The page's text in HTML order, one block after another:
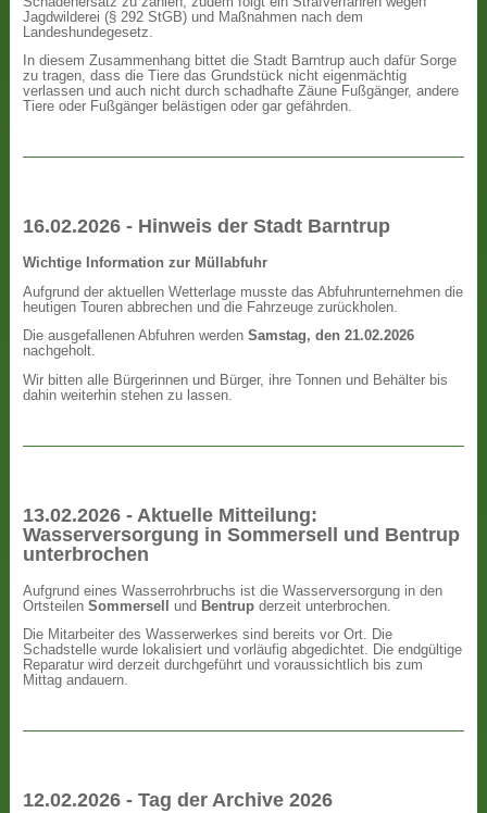
Jagdwilderei (§ 292 StGB) und Maßnahmen nach dem
Landeshundegesetz.
In diesem Zusammenhang bittet die Stadt Barntrup auch dafür Sorge
zu tragen, dass die Tiere das Grundstück nicht eigenmächtig
verlassen und auch nicht durch schadhafte Zäune Fußgänger, andere
Tiere oder Fußgänger belästigen oder gar gefährden.
16.02.2026 - Hinweis der Stadt Barntrup
Wichtige Information zur Müllabfuhr
Aufgrund der aktuellen Wetterlage musste das Abfuhrunternehmen die
heutigen Touren abbrechen und die Fahrzeuge zurückholen.
Die ausgefallenen Abfuhren werdenSamstag, den 21.02.2026
nachgeholt.
Wir bitten alle Bürgerinnen und Bürger, ihre Tonnen und Behälter bis
dahin weiterhin stehen zu lassen.
13.02.2026 - Aktuelle Mitteilung:
Wasserversorgung in Sommersell und Bentrup
unterbrochen
Aufgrund eines Wasserrohrbruchs ist die Wasserversorgung in den
OrtsteilenSommersell und Bentrup derzeit unterbrochen.
Die Mitarbeiter des Wasserwerkes sind bereits vor Ort. Die
Schadstelle wurde lokalisiert und vorläufig abgedichtet. Die endgültige
Reparatur wird derzeit durchgeführt und voraussichtlich bis zum
Mittag andauern.
12.02.2026 - Tag der Archive 2026